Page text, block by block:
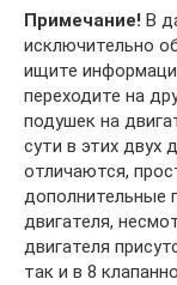
Примечание! В
исключительно
ищите
переходите на
подушек на
сути в этих двух
отличаются,
дополнительные
двигателя,
двигателя
так и в 8